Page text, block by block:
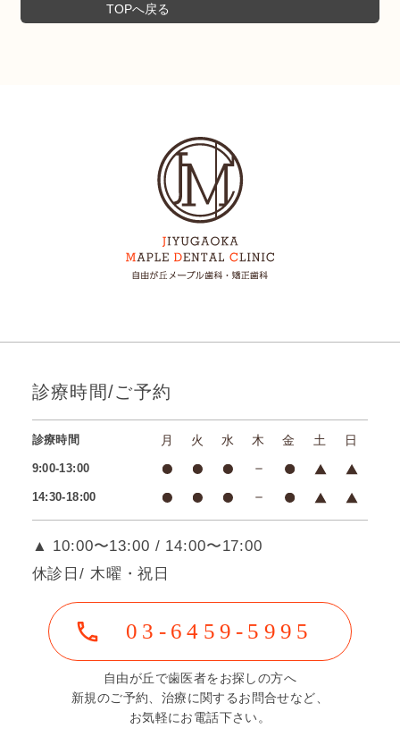
TOPへ戻る
診療時間/ご予約
診療時間 月 火 水 木 金 土 日
9:00-13:00
14:30-18:00
▲ 10:00〜13:00 / 14:00〜17:00
休診日/ 木曜・祝日
03-6459-5995
自由が丘で歯医者をお探しの方へ
新規のご予約、治療に関するお問合せなど、
お気軽にお電話下さい。